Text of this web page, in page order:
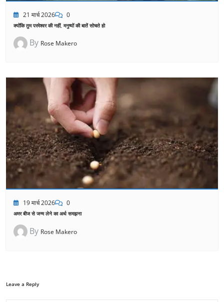
21 मार्च 2026 0
क्योंकि तुम परमेश्वर की नहीं, मनुष्यों की बातें सोचते हो
By Rose Makero
19 मार्च 2026 0
अमर बीज से जन्म लेने का अर्थ समझना
By Rose Makero
Leave a Reply